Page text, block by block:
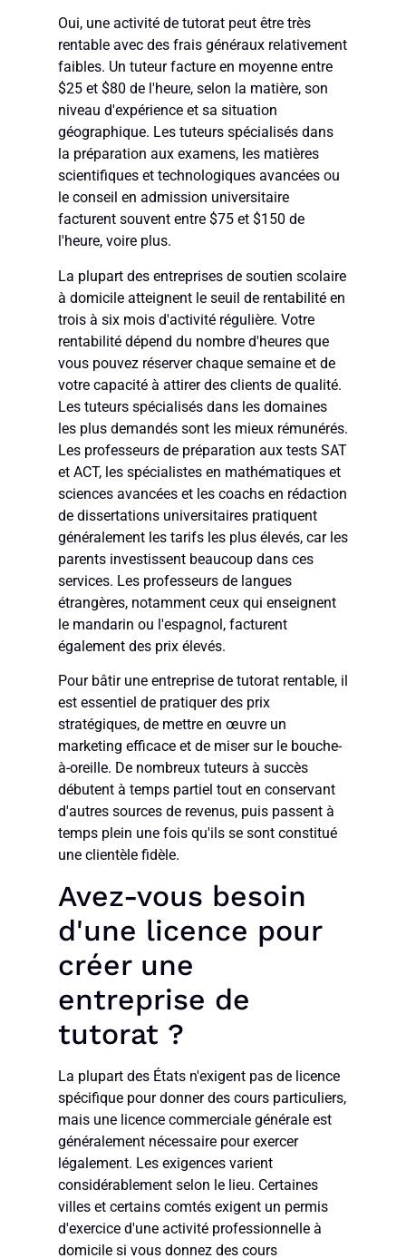
Oui, une activité de tutorat peut être très
rentable avec des frais généraux relativement
faibles. Un tuteur facture en moyenne entre
$25 et $80 de l'heure, selon la matière, son
niveau d'expérience et sa situation
géographique. Les tuteurs spécialisés dans
la préparation aux examens, les matières
scientifiques et technologiques avancées ou
le conseil en admission universitaire
facturent souvent entre $75 et $150 de
l'heure, voire plus.
La plupart des entreprises de soutien scolaire
à domicile atteignent le seuil de rentabilité en
trois à six mois d'activité régulière. Votre
rentabilité dépend du nombre d'heures que
vous pouvez réserver chaque semaine et de
votre capacité à attirer des clients de qualité.
Les tuteurs spécialisés dans les domaines
les plus demandés sont les mieux rémunérés.
Les professeurs de préparation aux tests SAT
et ACT, les spécialistes en mathématiques et
sciences avancées et les coachs en rédaction
de dissertations universitaires pratiquent
généralement les tarifs les plus élevés, car les
parents investissent beaucoup dans ces
services. Les professeurs de langues
étrangères, notamment ceux qui enseignent
le mandarin ou l'espagnol, facturent
également des prix élevés.
Pour bâtir une entreprise de tutorat rentable, il
est essentiel de pratiquer des prix
stratégiques, de mettre en œuvre un
marketing efficace et de miser sur le bouche-
à-oreille. De nombreux tuteurs à succès
débutent à temps partiel tout en conservant
d'autres sources de revenus, puis passent à
temps plein une fois qu'ils se sont constitué
une clientèle fidèle.
Avez-vous besoin
d'une licence pour
créer une
entreprise de
tutorat ?
La plupart des États n'exigent pas de licence
spécifique pour donner des cours particuliers,
mais une licence commerciale générale est
généralement nécessaire pour exercer
légalement. Les exigences varient
considérablement selon le lieu. Certaines
villes et certains comtés exigent un permis
d'exercice d'une activité professionnelle à
domicile si vous donnez des cours